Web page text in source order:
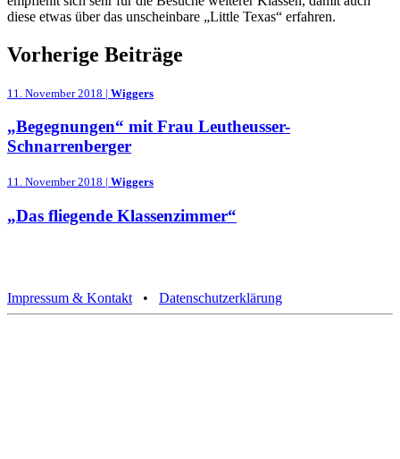
diese etwas über das unscheinbare „Little Texas“ erfahren.
Vorherige Beiträge
11. November 2018 | Wiggers
„Begegnungen“ mit Frau Leutheusser-
Schnarrenberger
11. November 2018 | Wiggers
„Das fliegende Klassenzimmer“
Impressum & Kontakt • Datenschutzerklärung